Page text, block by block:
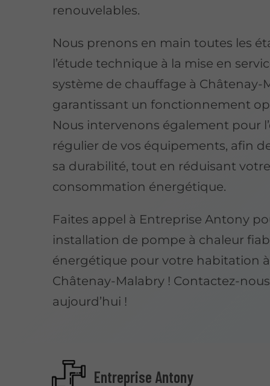
renouvelables.
Nous prenons en main toutes les
l’étude technique à la mise en
système de chauffage à Châtenay-
garantissant un fonctionnement
Nous intervenons également pour
régulier de vos équipements, afin
sa durabilité, tout en réduisant votre
consommation énergétique.
Faites appel à Entreprise Antony
installation de pompe à chaleur
énergétique pour votre habitation à
Châtenay-Malabry ! Contactez-
aujourd’hui !
Entreprise Antony